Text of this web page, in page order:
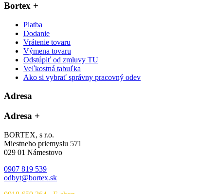
Bortex +
Platba
Dodanie
Vrátenie tovaru
Výmena tovaru
Odstúpiť od zmluvy TU
Veľkostná tabuľka
Ako si vybrať správny pracovný odev
Adresa
Adresa +
BORTEX, s r.o.
Miestneho priemyslu 571
029 01 Námestovo
0907 819 539
odbyt@bortex.sk